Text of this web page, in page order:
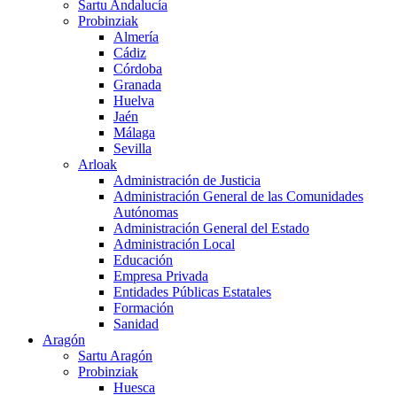
Sartu Andalucía
Probinziak
Almería
Cádiz
Córdoba
Granada
Huelva
Jaén
Málaga
Sevilla
Arloak
Administración de Justicia
Administración General de las Comunidades
Autónomas
Administración General del Estado
Administración Local
Educación
Empresa Privada
Entidades Públicas Estatales
Formación
Sanidad
Aragón
Sartu Aragón
Probinziak
Huesca